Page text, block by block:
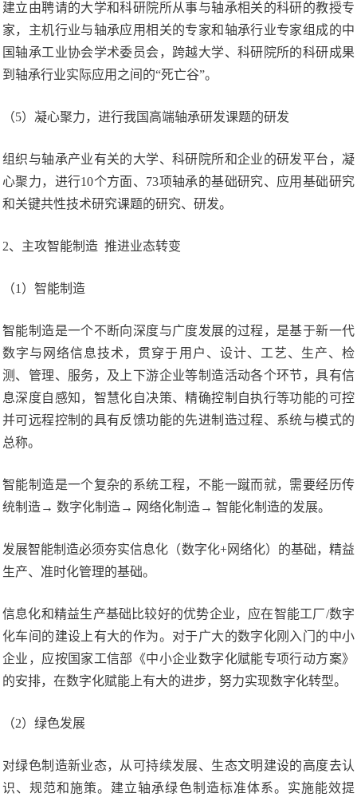
建立由聘请的大学和科研院所从事与轴承相关的科研的教授专
家，主机行业与轴承应用相关的专家和轴承行业专家组成的中
国轴承工业协会学术委员会，跨越大学、科研院所的科研成果
到轴承行业实际应用之间的“死亡谷”。
（5）凝心聚力，进行我国高端轴承研发课题的研发
组织与轴承产业有关的大学、科研院所和企业的研发平台，凝
心聚力，进行10个方面、73项轴承的基础研究、应用基础研究
和关键共性技术研究课题的研究、研发。
2、主攻智能制造 推进业态转变
（1）智能制造
智能制造是一个不断向深度与广度发展的过程，是基于新一代
数字与网络信息技术，贯穿于用户、设计、工艺、生产、检
测、管理、服务，及上下游企业等制造活动各个环节，具有信
息深度自感知，智慧化自决策、精确控制自执行等功能的可控
并可远程控制的具有反馈功能的先进制造过程、系统与模式的
总称。
智能制造是一个复杂的系统工程，不能一蹴而就，需要经历传
统制造→ 数字化制造→ 网络化制造→ 智能化制造的发展。
发展智能制造必须夯实信息化（数字化+网络化）的基础，精益
生产、准时化管理的基础。
信息化和精益生产基础比较好的优势企业，应在智能工厂/数字
化车间的建设上有大的作为。对于广大的数字化刚入门的中小
企业，应按国家工信部《中小企业数字化赋能专项行动方案》
的安排，在数字化赋能上有大的进步，努力实现数字化转型。
（2）绿色发展
对绿色制造新业态，从可持续发展、生态文明建设的高度去认
识、规范和施策。建立轴承绿色制造标准体系。实施能效提